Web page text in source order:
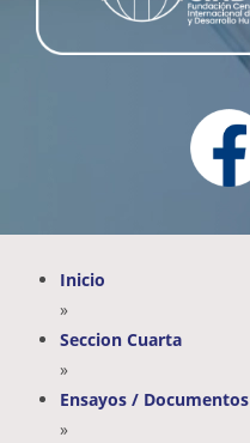
Inicio
»
Seccion Cuarta
»
Ensayos / Documentos
»